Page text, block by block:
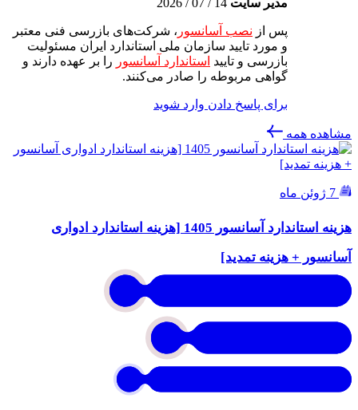
مدیر سایت 14 / 07 / 2026
پس از نصب آسانسور ، شرکت‌های بازرسی فنی معتبر
و مورد تایید سازمان ملی استاندارد ایران مسئولیت
بازرسی و تایید استاندارد آسانسور را بر عهده دارند و
گواهی مربوطه را صادر می‌کنند.
برای پاسخ دادن وارد شوید
مشاهده همه
هزینه استاندارد آسانسور 1405 [هزینه استاندارد ادواری
آسانسور + هزینه تمدید]